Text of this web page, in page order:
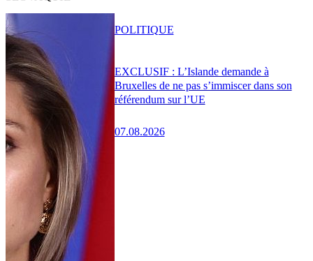
EXCLUSIF : L’Islande demande à
Bruxelles de ne pas s’immiscer dans son
référendum sur l’UE
07.08.2026
POLITIQUE